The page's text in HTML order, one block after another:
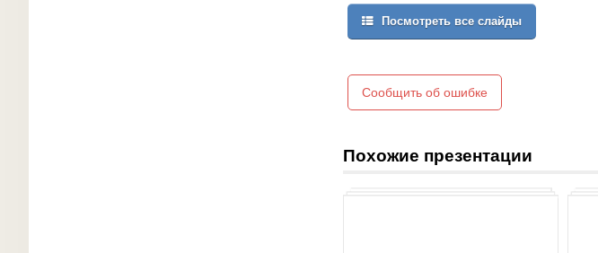
Посмотреть все слайды
Сообщить об ошибке
Похожие презентации